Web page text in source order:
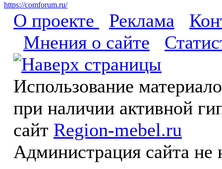
https://comforum.ru/
О проекте Реклама
Мнения о сайте
Использование
при наличии активной
сайт Region-mebel.ru
Администрация сайта не